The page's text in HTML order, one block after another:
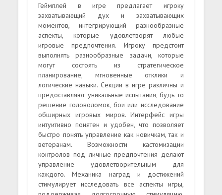
Геймплей в игре предлагает игроку
захватывающий дух и захватывающих
моментов, интегрирующий разнообразные
аспекты, которые удовлетворят любые
игровые предпочтения. Игроку предстоит
выполнять разнообразные задачи, которые
могут состоять из стратегическое
планирование, мгновенные отклики и
логические навыки. Секции в игре различны и
предоставляют уникальные испытания, будь то
решение головоломок, бои или исследование
обширных игровых миров. Интерфейс игры
интуитивно понятен и удобен, что позволяет
быстро понять управление как новичкам, так и
ветеранам. Возможности кастомизации
контролов под личные предпочтения делают
управление удовлетворительным для
каждого. Механика наград и достижений
стимулирует исследовать все аспекты игры,